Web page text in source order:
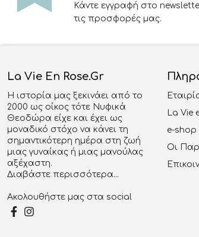
Κάντε εγγραφή στο
τις προσφορές μας.
La Vie En Rose.gr
Η ιστορία μας ξεκινάει από το
2000 ως οίκος τότε Νυφικά
Θεοδώρα είχε και έχει ως
μοναδικό στόχο να κάνει τη
σημαντικότερη ημέρα στη ζωή
μιας γυναίκας ή μιας μανούλας
αξέχαστη.
Διαβάστε περισσότερα...
Ακολουθήστε μας στα social
La Vie
e-shop
Οι